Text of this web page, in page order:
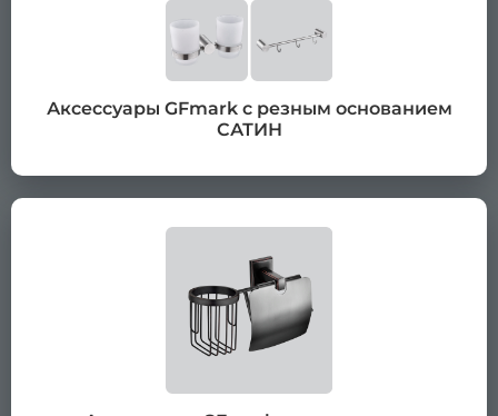
Аксессуары GFmark с резным основанием
САТИН